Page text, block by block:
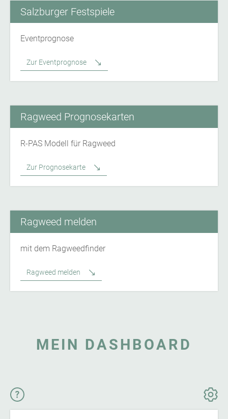
Salzburger Festspiele
Eventprognose
Zur Eventprognose
Ragweed Prognosekarten
R-PAS Modell für Ragweed
Zur Prognosekarte
Ragweed melden
mit dem Ragweedfinder
Ragweed melden
MEIN DASHBOARD